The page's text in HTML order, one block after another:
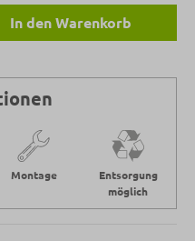
den
In den Warenkorb
Montage
Entsorgung
möglich